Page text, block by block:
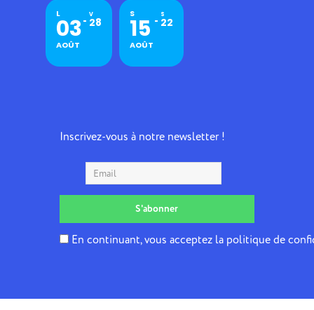
L
03
AOÛT
V
28
S
15
AOÛT
S
22
Inscrivez-vous à notre newsletter !
En continuant, vous acceptez la politique de